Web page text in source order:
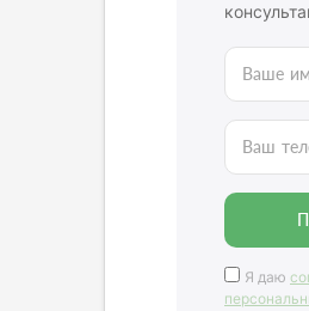
Ваше
Ваш
Я даю